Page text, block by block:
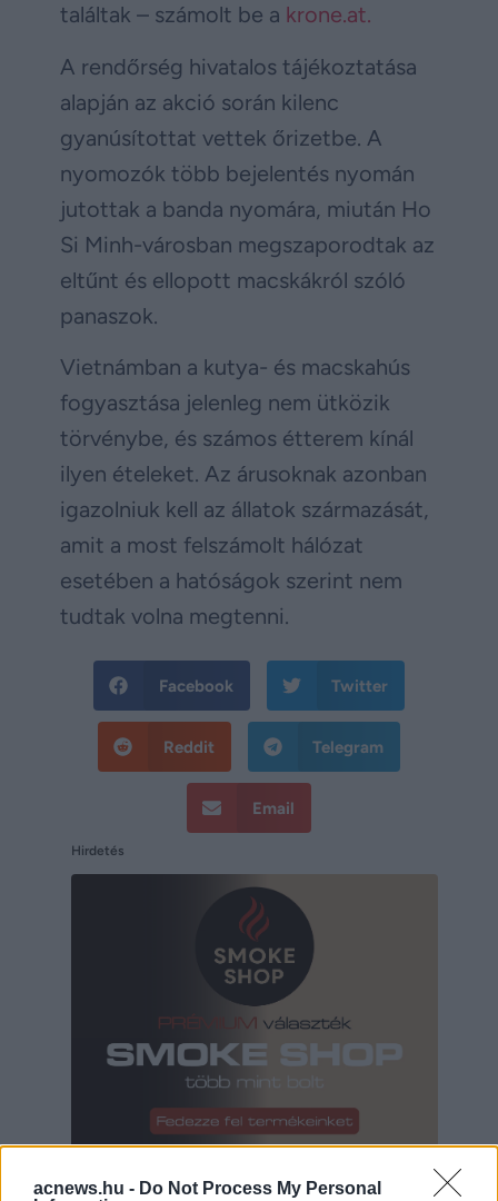
acnews.hu - Do Not Process My Personal
találtak – számolt be a krone.at.
A rendőrség hivatalos tájékoztatása
alapján az akció során kilenc
gyanúsítottat vettek őrizetbe. A
nyomozók több bejelentés nyomán
jutottak a banda nyomára, miután Ho
Si Minh-városban megszaporodtak az
eltűnt és ellopott macskákról szóló
panaszok.
Vietnámban a kutya- és macskahús
fogyasztása jelenleg nem ütközik
törvénybe, és számos étterem kínál
ilyen ételeket. Az árusoknak azonban
igazolniuk kell az állatok származását,
amit a most felszámolt hálózat
esetében a hatóságok szerint nem
tudtak volna megtenni.
Facebook Twitter
Reddit Telegram
Email
Hirdetés
Hirdetés